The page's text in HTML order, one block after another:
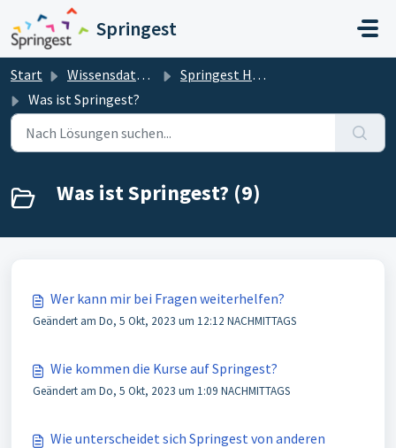
Zum hauptsächlichen Inhalt gehen
Springest
Start Wissensdatenbank
Springest Helpdesk für Kurssuchende
Was ist Springest?
Was ist Springest? (9)
Wer kann mir bei Fragen weiterhelfen?
Geändert am Do, 5 Okt, 2023 um 12:12 NACHMITTAGS
Wie kommen die Kurse auf Springest?
Geändert am Do, 5 Okt, 2023 um 1:09 NACHMITTAGS
Wie unterscheidet sich Springest von anderen